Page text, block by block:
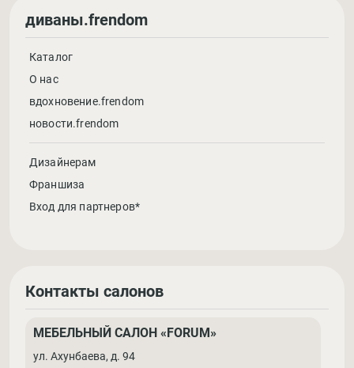
диваны.frendom
Каталог
О нас
вдохновение.frendom
новости.frendom
Дизайнерам
Франшиза
Вход для партнеров*
Контакты салонов
МЕБЕЛЬНЫЙ САЛОН «FORUM»
ул. Ахунбаева, д. 94